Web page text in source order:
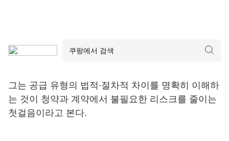
그는 공급 유형의 법적·절차적 차이를 명확히 이해하
는 것이 청약과 계약에서 불필요한 리스크를 줄이는
첫걸음이라고 본다.